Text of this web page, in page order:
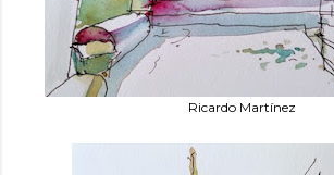
Ricardo Martínez